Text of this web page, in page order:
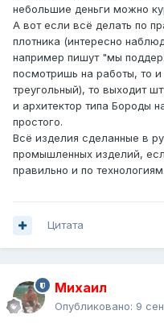
небольшие деньги можно
А вот если всё делать по
плотника (интересно
например пишут "мы
посмотришь на работы, то
треугольный), то выходит
и архитектор типа Бороды
простого.
Всё изделия сделанные в
промышленных изделий,
правильно и по технологиям.
Цитата
Михаил
Опубликовано: 9